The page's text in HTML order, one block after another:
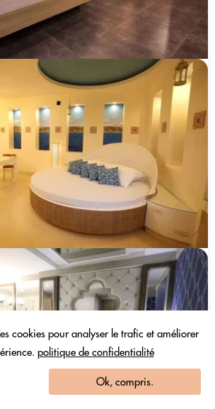
cookies pour analyser le trafic et améliorer
politique de confidentialité
Ok, compris.